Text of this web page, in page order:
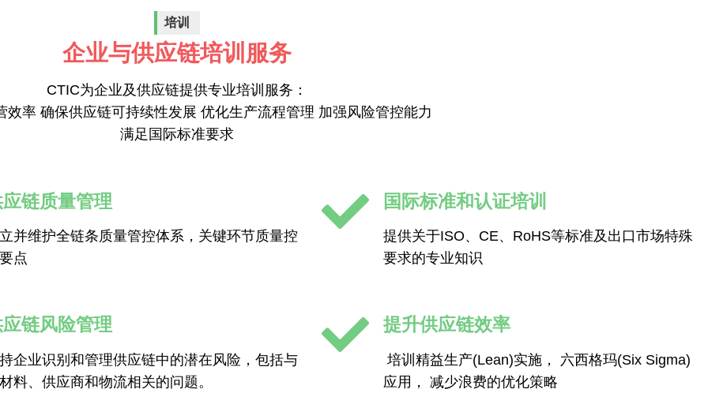
培训
企业与供应链培训服务
CTIC为企业及供应链提供专业培训服务：
效率 确保供应链可持续性发展 优化生产流程管理 加强风险管控能力
满足国际标准要求
链质量管理
并维护全链条质量管控体系，关键环节质量控
点
国际标准和认证培训
提供关于ISO、CE、RoHS等标准及出口市场特殊
要求的专业知识
链风险管理
企业识别和管理供应链中的潜在风险，包括与
料、供应商和物流相关的问题。
提升供应链效率
培训精益生产(Lean)实施， 六西格玛(Six Sigma)
应用， 减少浪费的优化策略